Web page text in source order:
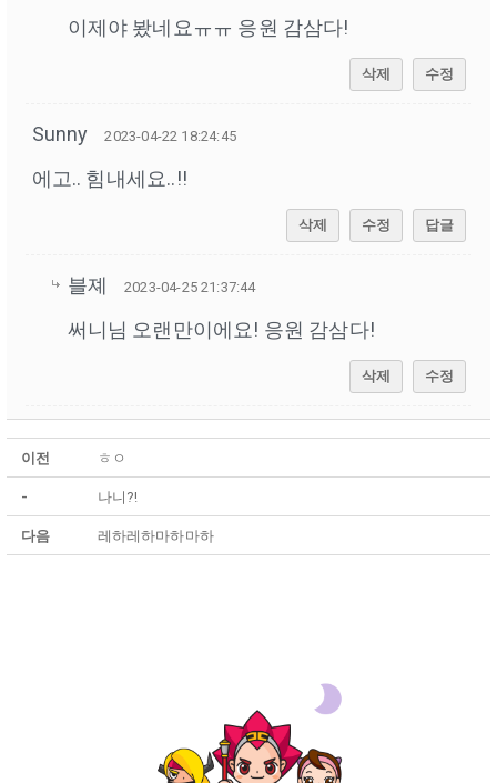
이제야 봤네요ㅠㅠ 응원 감삼다!
삭제 수정
Sunny 2023-04-22 18:24:45
에고.. 힘내세요..!!
삭제 수정 답글
블졔 2023-04-25 21:37:44
써니님 오랜만이에요! 응원 감삼다!
삭제 수정
이전 ㅎㅇ
- 나니?!
다음 레하레하마하마하